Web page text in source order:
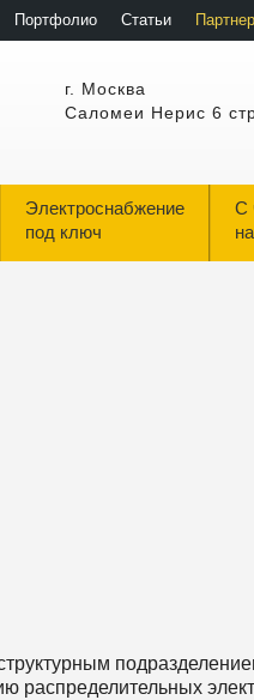
Портфолио Статьи
г. Москва
Саломеи Нерис 6
Электроснабжение
под ключ
С
распределительных